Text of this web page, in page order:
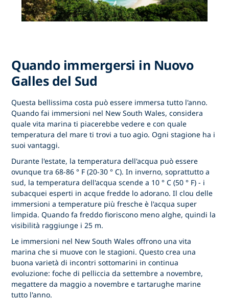
Quando immergersi in Nuovo
Galles del Sud
Questa bellissima costa può essere immersa tutto l'anno.
Quando fai immersioni nel New South Wales, considera
quale vita marina ti piacerebbe vedere e con quale
temperatura del mare ti trovi a tuo agio. Ogni stagione ha i
suoi vantaggi.
Durante l'estate, la temperatura dell'acqua può essere
ovunque tra 68-86 ° F (20-30 ° C). In inverno, soprattutto a
sud, la temperatura dell'acqua scende a 10 ° C (50 ° F) - i
subacquei esperti in acque fredde lo adorano. Il clou delle
immersioni a temperature più fresche è l'acqua super
limpida. Quando fa freddo fioriscono meno alghe, quindi la
visibilità raggiunge i 25 m.
Le immersioni nel New South Wales offrono una vita
marina che si muove con le stagioni. Questo crea una
buona varietà di incontri sottomarini in continua
evoluzione: foche di pelliccia da settembre a novembre,
megattere da maggio a novembre e tartarughe marine
tutto l'anno.